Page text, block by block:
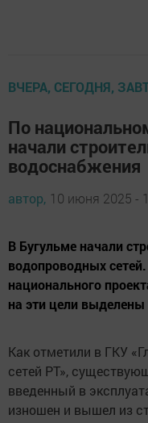
ВЧЕРА, СЕГОДНЯ,
По
начали
водоснабжения
автор, 10 июня 2025 -
В Бугульме начали
водопроводных
национального
на эти цели
Как отметили в ГКУ
сетей РТ»,
введенный в
изношен и вышел из